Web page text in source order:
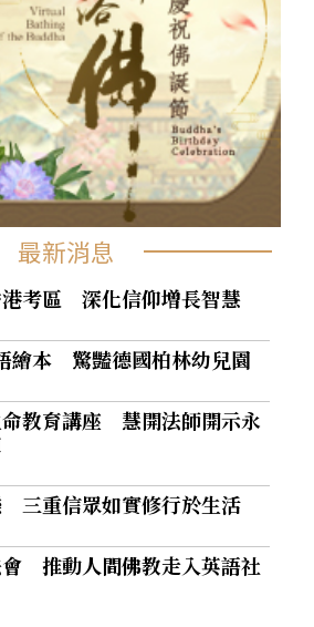
最新消息
考區 深化信仰增長智慧
繪本 驚豔德國柏林幼兒園
教育講座 慧開法師開示永
三重信眾如實修行於生活
推動人間佛教走入英語社